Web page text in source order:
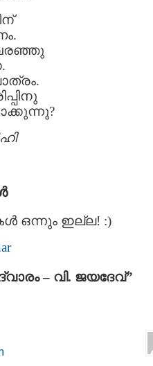
ഒന്നും ഇല്ല! :)
– വി. ജയദേവ്”